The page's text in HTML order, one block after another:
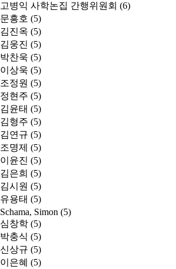
고병익 사학논집 간행위원회 (6)
문흥호 (5)
김진옥 (5)
김웅진 (5)
박찬욱 (5)
이상욱 (5)
조정원 (5)
정현주 (5)
김윤태 (5)
김형주 (5)
김연규 (5)
조명제 (5)
이윤진 (5)
김은희 (5)
김시원 (5)
유용태 (5)
Schama, Simon (5)
심창학 (5)
박충식 (5)
신상규 (5)
이은혜 (5)